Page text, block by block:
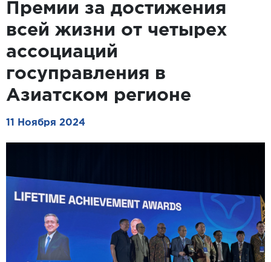
Премии за достижения
всей жизни от четырех
ассоциаций
госуправления в
Азиатском регионе
11 Ноября 2024